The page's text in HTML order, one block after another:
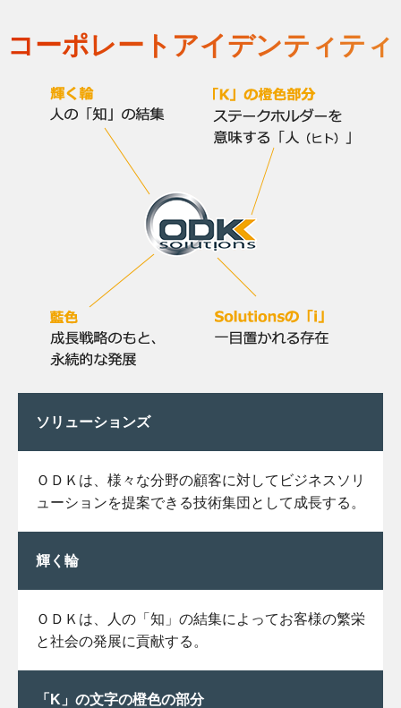
コーポレートアイデンティティ
ソリューションズ
ＯＤＫは、様々な分野の顧客に対してビジネスソリ
ューションを提案できる技術集団として成長する。
輝く輪
ＯＤＫは、人の「知」の結集によってお客様の繁栄
と社会の発展に貢献する。
「K」の文字の橙色の部分